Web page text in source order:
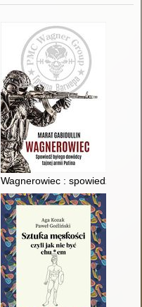
Wagnerowiec : spowiedź